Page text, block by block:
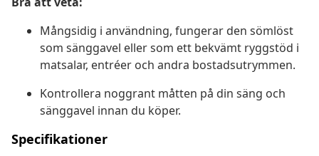
Mångsidig i användning, fungerar den sömlöst
som sänggavel eller som ett bekvämt ryggstöd i
matsalar, entréer och andra bostadsutrymmen.
Kontrollera noggrant måtten på din säng och
sänggavel innan du köper.
Specifikationer